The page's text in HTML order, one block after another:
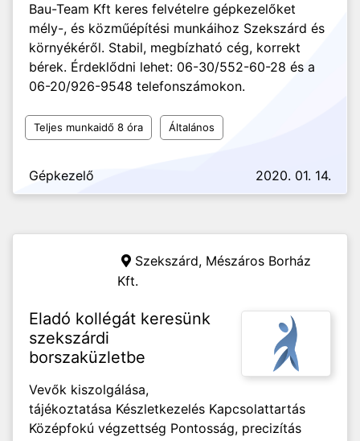
Bau-Team Kft keres felvételre gépkezelőket
mély-, és közműépítési munkáihoz Szekszárd és
környékéről. Stabil, megbízható cég, korrekt
bérek. Érdeklődni lehet: 06-30/552-60-28 és a
06-20/926-9548 telefonszámokon.
Teljes munkaidő 8 óra Általános
Gépkezelő 2020. 01. 14.
Szekszárd, Mészáros Borház
Kft.
Eladó kollégát keresünk
szekszárdi
borszaküzletbe
Vevők kiszolgálása,
tájékoztatása Készletkezelés Kapcsolattartás
Középfokú végzettség Pontosság, precizítás